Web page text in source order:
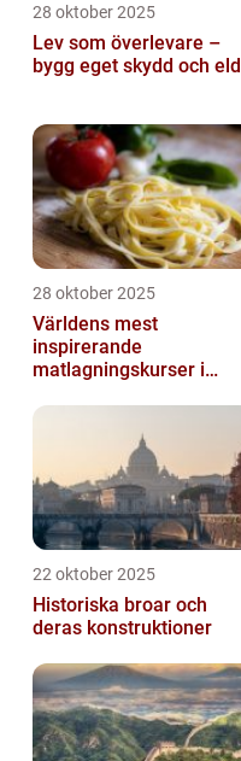
28 oktober 2025
Lev som överlevare –
bygg eget skydd och eld
28 oktober 2025
Världens mest
inspirerande
matlagningskurser i
22 oktober 2025
Historiska broar och
deras konstruktioner